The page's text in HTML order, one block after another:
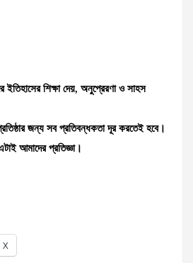
ইতিহাসের শিক্ষা দেয়, অনুপ্রেরণা ও সাহস
জন্য সব প্রতিবন্ধকতা দূর করতেই হবে।
আমাদের প্রতিজ্ঞা।
X